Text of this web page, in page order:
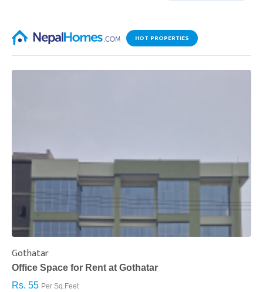
HOT PROPERTIES
Gothatar
Office Space for Rent at Gothatar
Rs. 55 Per Sq.Feet